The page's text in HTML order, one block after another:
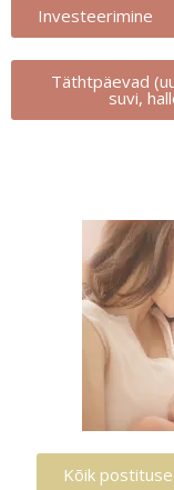
Investeerimine
Täthtpäevad
suvi,
Kõik